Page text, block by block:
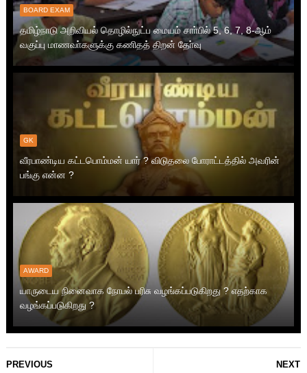
BOARD EXAM
தமிழ்நாடு அறிவியல் தொழில்நுட்ப மையம் சாா்பில் 5, 6, 7, 8-ஆம்
வகுப்பு மாணவா்களுக்கு கணிதத் திறன் தோ்வு
GK
வீரபாண்டிய கட்டபொம்மன் யார் ? விடுதலை போராட்டத்தில் அவரின்
பங்கு என்ன ?
AWARD
யாருடைய நினைவாக நோபல் பரிசு வழங்கப்படுகிறது ? எதற்காக
வழங்கப்படுகிறது ?
NEXT
PREVIOUS